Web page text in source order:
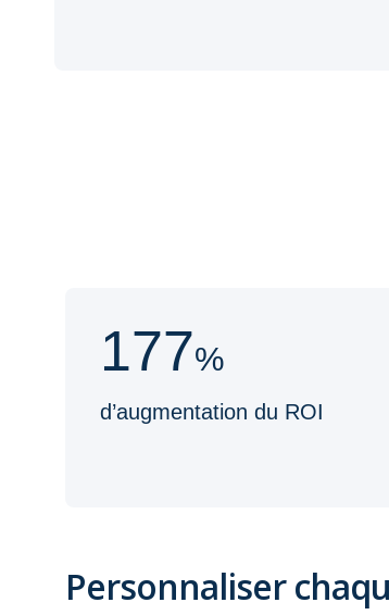
177%
d’augmentation du ROI
Personnaliser